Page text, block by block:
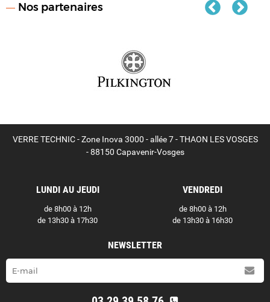
Nos partenaires
VERRE TECHNIC - Zone Inova 3000 - allée 7 - THAON LES VOSGES
- 88150 Capavenir-Vosges
LUNDI AU JEUDI
de 8h00 à 12h
de 13h30 à 17h30
VENDREDI
de 8h00 à 12h
de 13h30 à 16h30
NEWSLETTER